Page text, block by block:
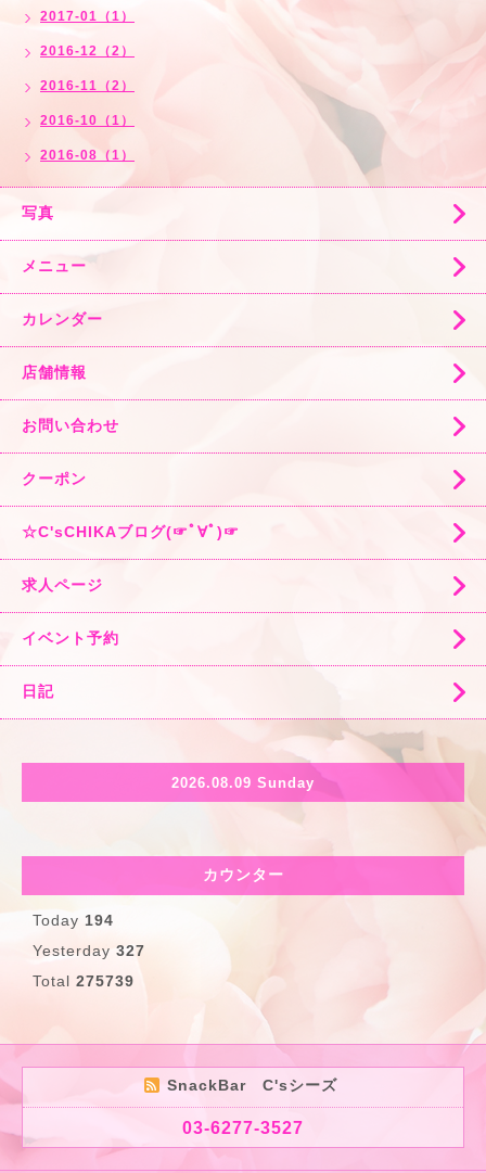
2017-01（1）
2016-12（2）
2016-11（2）
2016-10（1）
2016-08（1）
写真
メニュー
カレンダー
店舗情報
お問い合わせ
クーポン
☆C'sCHIKAブログ(☞ﾟ∀ﾟ)☞
求人ページ
イベント予約
日記
2026.08.09 Sunday
カウンター
Today 194
Yesterday 327
Total 275739
SnackBar C'sシーズ
03-6277-3527